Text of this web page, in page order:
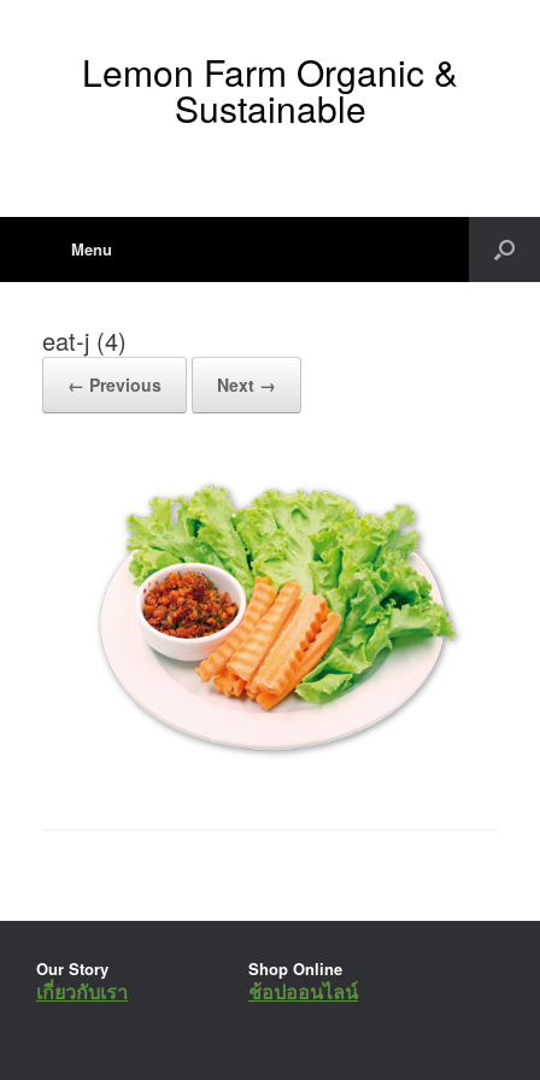
Lemon Farm Organic &
Sustainable
Menu
eat-j (4)
← Previous Next →
Our Story
เกี่ยวกับเรา
Shop Online
ช้อปออนไลน์